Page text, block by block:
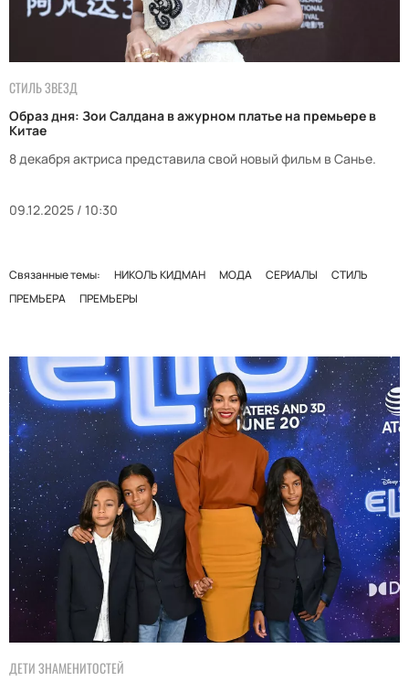
СТИЛЬ ЗВЕЗД
Образ дня: Зои Салдана в ажурном платье на премьере в
Китае
8 декабря актриса представила свой новый фильм в Санье.
09.12.2025 / 10:30
Связанные темы: НИКОЛЬ КИДМАН МОДА СЕРИАЛЫ
СТИЛЬ
ПРЕМЬЕРА
ПРЕМЬЕРЫ
ДЕТИ ЗНАМЕНИТОСТЕЙ